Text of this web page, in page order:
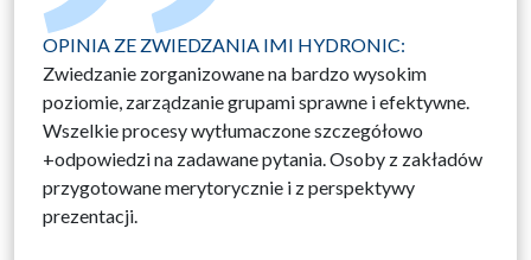
OPINIA ZE ZWIEDZANIA IMI HYDRONIC:
Zwiedzanie zorganizowane na bardzo wysokim
poziomie, zarządzanie grupami sprawne i efektywne.
Wszelkie procesy wytłumaczone szczegółowo
+odpowiedzi na zadawane pytania. Osoby z zakładów
przygotowane merytorycznie i z perspektywy
prezentacji.